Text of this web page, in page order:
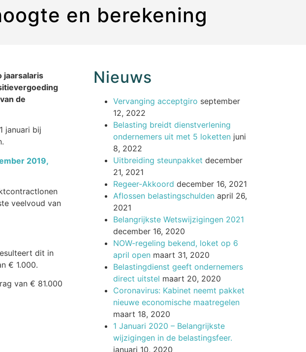
en berekening
jaarsalaris
de
januari bij
2019,
veelvoud van
dit in
€ 1.000.
van € 81.000
Nieuws
Vervanging acceptgiro september
12, 2022
Belasting breidt dienstverlening
ondernemers uit met 5 loketten juni
8, 2022
Uitbreiding steunpakket december
21, 2021
Regeer-Akkoord december 16, 2021
Aflossen belastingschulden april 26,
2021
Belangrijkste Wetswijzigingen 2021
december 16, 2020
NOW-regeling bekend, loket op 6
april open maart 31, 2020
Belastingdienst geeft ondernemers
direct uitstel maart 20, 2020
Coronavirus: Kabinet neemt pakket
nieuwe economische maatregelen
maart 18, 2020
1 Januari 2020 – Belangrijkste
wijzigingen in de belastingsfeer.
januari 10, 2020